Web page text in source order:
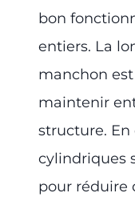
bon
entiers. La
manchon
maintenir
structure. En
cylindriques
pour réduire